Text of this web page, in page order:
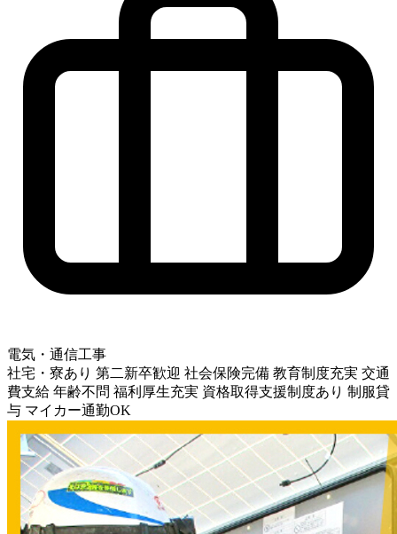
電気・通信工事
社宅・寮あり 第二新卒歓迎 社会保険完備 教育制度充実 交通
費支給 年齢不問 福利厚生充実 資格取得支援制度あり 制服貸
与 マイカー通勤OK